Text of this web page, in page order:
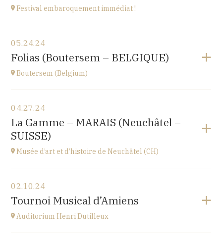
Festival embaroquement immédiat !
Le Nord (59)
at17H00
05.24.24
Folias (Boutersem – BELGIQUE)
Boutersem (Belgium)
Sint-Annakerk
Roosbeek
at20H00
Go to site
04.27.24
La Gamme – MARAIS (Neuchâtel –
SUISSE)
Musée d’art et d’histoire de Neuchâtel (CH)
Esplanade Léopold-Robert 1 CH-2000 Neuchâtel
at20H15
02.10.24
Tournoi Musical d’Amiens
Auditorium Henri Dutilleux